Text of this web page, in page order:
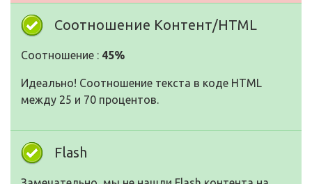
Соотношение Контент/HTML
Соотношение : 45%
Идеально! Соотношение текста в коде HTML
между 25 и 70 процентов.
Flash